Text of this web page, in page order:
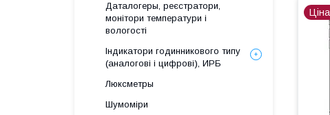
Даталогеры, реєстратори,
монітори температури і
вологості
Індикатори годинникового типу
(аналогові і цифрові), ИРБ
Люксметры
Шумоміри